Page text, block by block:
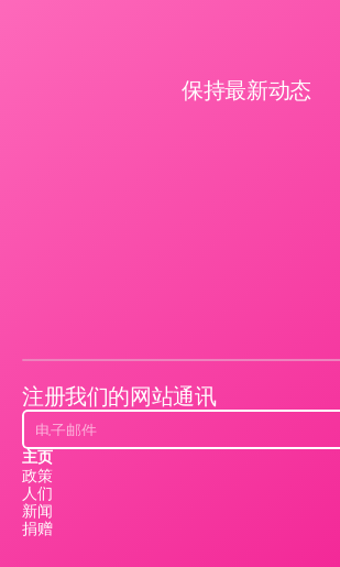
保持最新动态
注册我们的网站通讯
主页
政策
人们
新闻
捐赠